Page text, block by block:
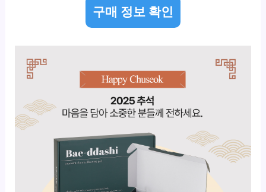
구매 정보 확인